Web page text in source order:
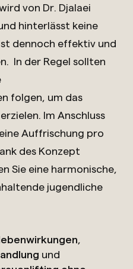
von Dr. Djalaei
hinterlässt keine
dennoch effektiv und
In der Regel sollten
folgen, um das
Im Anschluss
Auffrischung pro
des Konzept
Sie eine harmonische,
jugendliche
,
und